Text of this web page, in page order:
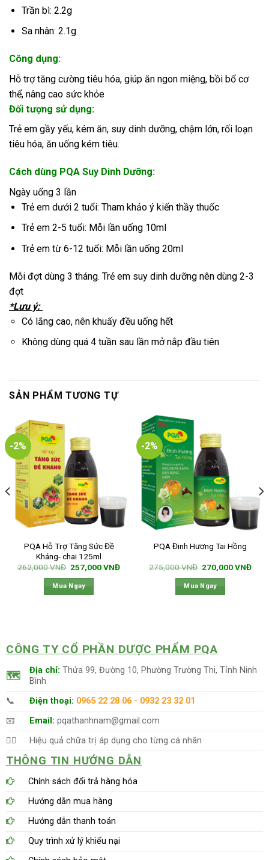
Trần bì: 2.2g
Sa nhân: 2.1g
Công dụng:
Hỗ trợ tăng cường tiêu hóa, giúp ăn ngon miệng, bồi bổ cơ
thể, nâng cao sức khỏe
Đối tượng sử dụng:
Trẻ em gầy yếu, kém ăn, suy dinh dưỡng, chậm lớn, rối loạn
tiêu hóa, ăn uống kém tiêu.
Cách dùng PQA Suy Dinh Dưỡng:
Ngày uống 3 lần
Trẻ em dưới 2 tuổi: Tham khảo ý kiến thầy thuốc
Trẻ em 2-5 tuổi: Mỗi lần uống 10ml
Trẻ em từ 6-12 tuổi: Mỗi lần uống 20ml
Mỗi đợt dùng 3 tháng. Trẻ em suy dinh dưỡng nên dùng 2-3
đợt
*Lưu ý:
Có lắng cao, nên khuấy đều uống hết
Không dùng quá 4 tuần sau lần mở nắp đầu tiên
SẢN PHẨM TƯƠNG TỰ
-2%
PQA Hỗ Trợ Tăng Sức Đề
Kháng- chai 125ml
262,000VNĐ Giá
là:
262,000 VNĐ.
257,000VNĐGiá
Mua Ngay
-2%
PQA Đinh Hương Tai Hồng
275,000VNĐ Giá
là:
275,000 VNĐ.
270,000VNĐGiá
Mua Ngay
CÔNG TY CỔ PHẦN DƯỢC PHẨM PQA
🗺 Địa chỉ: Thửa 99, Đường 10, Phường Trường Thi, Tỉnh Ninh
Bình
📞
Điện thoại: 0965 22 28 06 - 0932 23 32 01
📧
Email: pqathanhnam@gmail.com
👨‍⚕️
Hiệu quả chữa trị áp dụng cho từng cá nhân
THÔNG TIN HƯỚNG DẪN
Chính sách đổi trả hàng hóa
Hướng dẫn mua hàng
Hướng dẫn thanh toán
Quy trình xử lý khiếu nại